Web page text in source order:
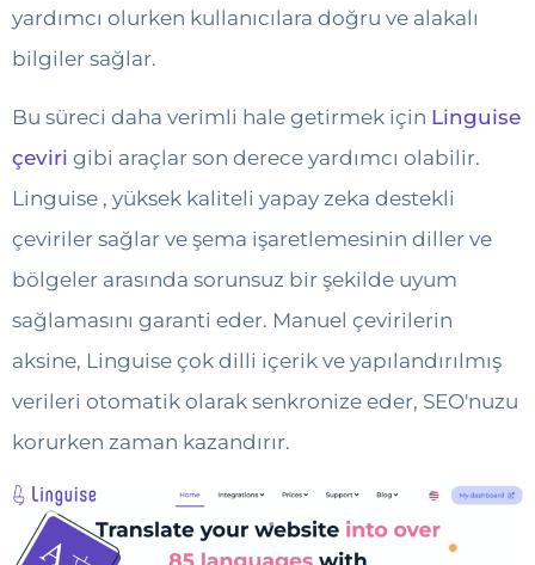
yardımcı olurken kullanıcılara doğru ve alakalı
bilgiler sağlar.
Bu süreci daha verimli hale getirmek için Linguise
çeviri gibi araçlar son derece yardımcı olabilir.
Linguise , yüksek kaliteli yapay zeka destekli
çeviriler sağlar ve şema işaretlemesinin diller ve
bölgeler arasında sorunsuz bir şekilde uyum
sağlamasını garanti eder. Manuel çevirilerin
aksine, Linguise çok dilli içerik ve yapılandırılmış
verileri otomatik olarak senkronize eder, SEO'nuzu
korurken zaman kazandırır.